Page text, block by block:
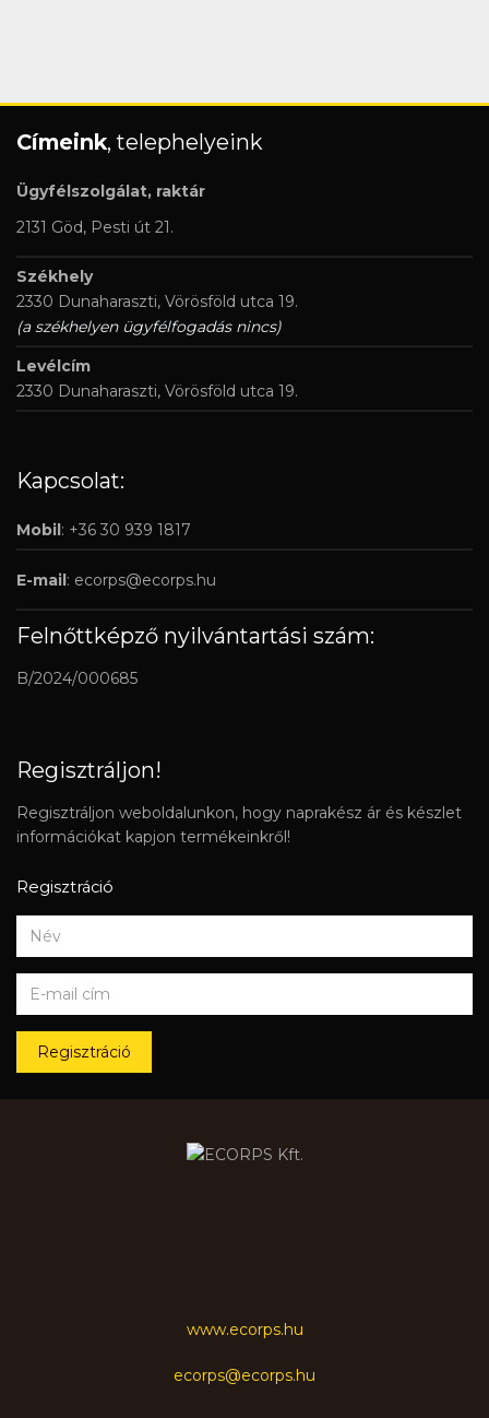
Címeink, telephelyeink
Ügyfélszolgálat, raktár
2131 Göd, Pesti út 21.
Székhely
2330 Dunaharaszti, Vörösföld utca 19.
(a székhelyen ügyfélfogadás nincs)
Levélcím
2330 Dunaharaszti, Vörösföld utca 19.
Kapcsolat:
Mobil: +36 30 939 1817
E-mail: ecorps@ecorps.hu
Felnőttképző nyilvántartási szám:
B/2024/000685
Regisztráljon!
Regisztráljon weboldalunkon, hogy naprakész ár és készlet
információkat kapjon termékeinkről!
Regisztráció
Regisztráció
www.ecorps.hu
ecorps@ecorps.hu